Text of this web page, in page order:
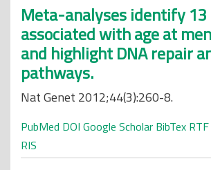
Meta-analyses identify 13
associated with age at
and highlight DNA repair
pathways.
Nat Genet 2012;44(3):260-8.
PubMed DOI Google Scholar BibTex RTF
RIS